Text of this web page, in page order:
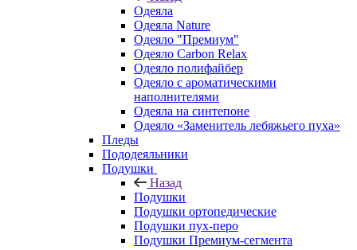
Одеяла
Одеяла Nature
Одеяло "Премиум"
Одеяло Carbon Relax
Одеяло полифайбер
Одеяло с ароматическими
наполнителями
Одеяла на синтепоне
Одеяло «Заменитель лебяжьего пуха»
Пледы
Пододеяльники
Подушки
Назад
Подушки
Подушки ортопедические
Подушки пух-перо
Подушки Премиум-сегмента